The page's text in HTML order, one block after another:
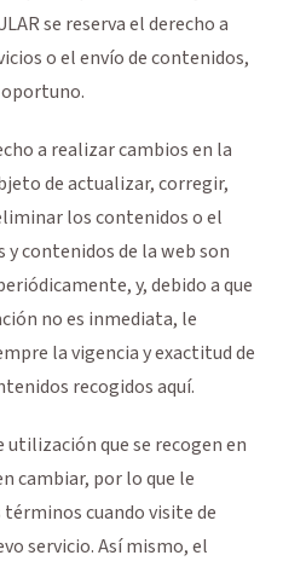
se reserva el derecho a
o el envío de contenidos,
a realizar cambios en la
de actualizar, corregir,
los contenidos o el
y contenidos de la web son
y, debido a que
no es inmediata, le
la vigencia y exactitud de
recogidos aquí.
utilización que se recogen en
cambiar, por lo que le
cuando visite de
servicio. Así mismo, el